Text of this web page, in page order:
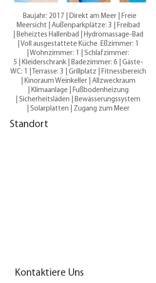
Baujahr: 2017 | Direkt am Meer | Freie
Meersicht | Außenparkplätze: 3 | Freibad
| Beheiztes Hallenbad | Hydromassage-Bad
| Voll ausgestattete Küche Eßzimmer: 1
| Wohnzimmer: 1 | Schlafzimmer:
5 | Kleiderschrank | Badezimmer: 6 | Gäste-
WC: 1 | Terrasse: 3 | Grillplatz | Fitnessbereich
| Kinoraum Weinkeller | Allzweckraum
| Klimaanlage | Fußbodenheizung
| Sicherheitsläden | Bewässerungssystem
| Solarplatten | Zugang zum Meer
Standort
Kontaktiere Uns